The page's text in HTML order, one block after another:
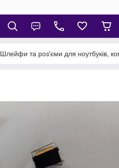
Шлейфи та роз'єми для ноутбуків,